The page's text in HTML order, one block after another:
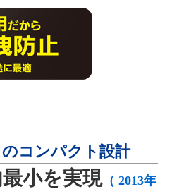
コンパクト設計
小を実現（ 2013年